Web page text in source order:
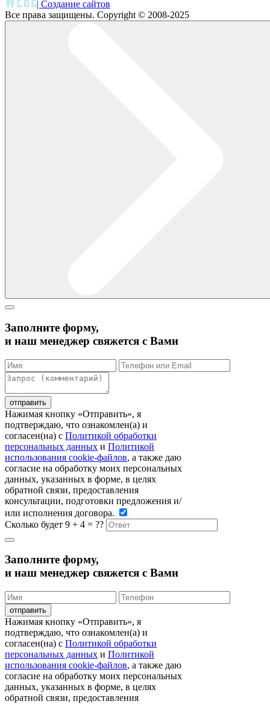
| Создание сайтов
Все права защищены. Copyright © 2008-2025
Заполните форму,
и наш менеджер свяжется с Вами
Нажимая кнопку «Отправить», я
подтверждаю, что ознакомлен(а) и
согласен(на) c Политикой обработки
персональных данных и Политикой
использования cookie-файлов, а также даю
согласие на обработку моих персональных
данных, указанных в форме, в целях
обратной связи, предоставления
консультации, подготовки предложения и/
или исполнения договора.
Сколько будет 9 + 4 = ??
Заполните форму,
и наш менеджер свяжется с Вами
Нажимая кнопку «Отправить», я
подтверждаю, что ознакомлен(а) и
согласен(на) c Политикой обработки
персональных данных и Политикой
использования cookie-файлов, а также даю
согласие на обработку моих персональных
данных, указанных в форме, в целях
обратной связи, предоставления